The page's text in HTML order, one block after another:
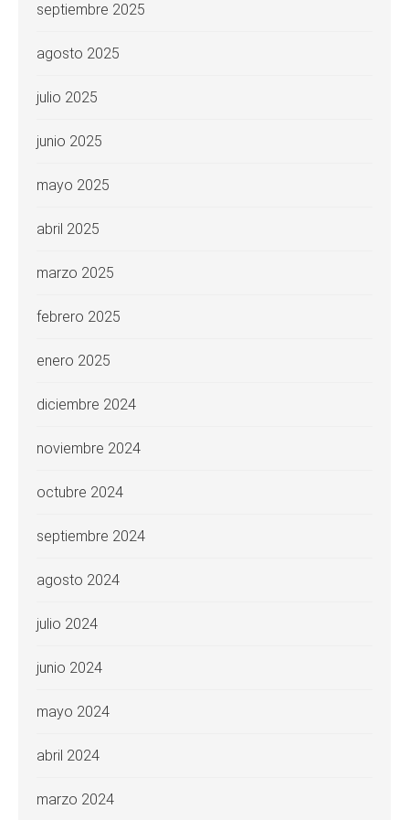
septiembre 2025
agosto 2025
julio 2025
junio 2025
mayo 2025
abril 2025
marzo 2025
febrero 2025
enero 2025
diciembre 2024
noviembre 2024
octubre 2024
septiembre 2024
agosto 2024
julio 2024
junio 2024
mayo 2024
abril 2024
marzo 2024